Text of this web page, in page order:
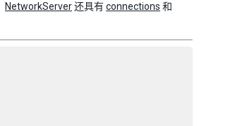
NetworkServer还具有connections 和